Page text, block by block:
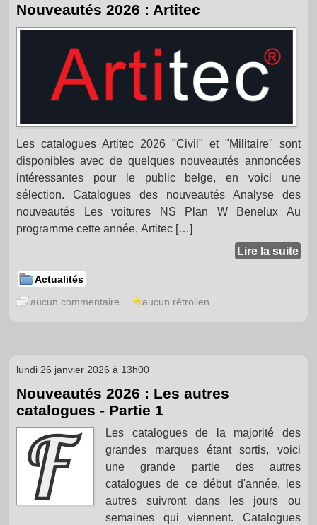
Nouveautés 2026 : Artitec
Les catalogues Artitec 2026 "Civil" et "Militaire" sont
disponibles avec de quelques nouveautés annoncées
intéressantes pour le public belge, en voici une
sélection. Catalogues des nouveautés Analyse des
nouveautés Les voitures NS Plan W Benelux Au
programme cette année, Artitec […]
Lire la suite
Actualités
aucun commentaire aucun rétrolien
lundi 26 janvier 2026 à 13h00
Nouveautés 2026 : Les autres
catalogues - Partie 1
Les catalogues de la majorité des
grandes marques étant sortis, voici
une grande partie des autres
catalogues de ce début d'année, les
autres suivront dans les jours ou
semaines qui viennent. Catalogues